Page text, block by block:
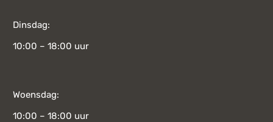
Dinsdag:
10:00 – 18:00 uur
Woensdag:
10:00 – 18:00 uur